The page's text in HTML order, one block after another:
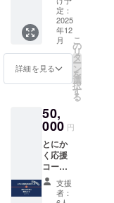
温保存
〈昔な
がらの
しそ梅
干〉 原
名：有
機梅、
け原材
料（食
塩）
〈蔵出
し白梅
干〉 原
材料
名：有
原材料
名：み
かん果
汁（和
産）、
砂糖、
ル/ゲル
化剤
（増粘
多糖
類） 内
容量：
160ml×
3個 賞
水性・
通気
性・速
乾性に
優れ、
肌触り
す。 疲
れを翌
ち込む
ことな
く快眠
いただ
けま
をリノ
ベー
ション
し、ス
タイ
リッ
間に仕
上げま
した。
家具や
カトラ
リーは
温かみ
のある
【提供
内容】
代表取
締役・
山口よ
り、心
を込め
たお礼
ルをお
送りし
ます。
※リター
ン内容
は「と
にかく
応援
定：
2025
年12
月
詳細を見る
こ
の
リ
タ
ー
ン
を
選
択
す
る
50,
000 円
とにか
く応援
コー
ス！温
かなご
支援に
支援
者：